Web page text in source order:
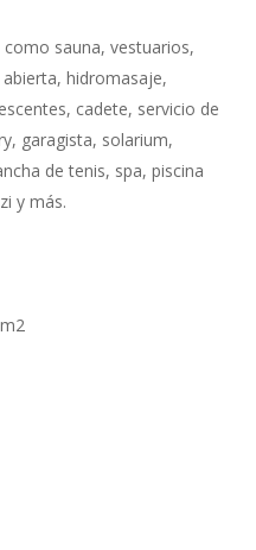
sauna, vestuarios,
hidromasaje,
cadete, servicio de
garagista, solarium,
de tenis, spa, piscina
y más.